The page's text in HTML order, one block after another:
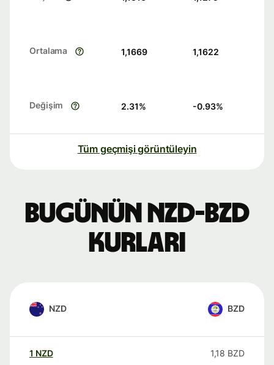
Ortalama 1,1669 1,1622
Değişim 2.31% -0.93%
Tüm geçmişi görüntüleyin
Bugünün NZD-BZD
kurları
NZD BZD
1 NZD 1,18 BZD